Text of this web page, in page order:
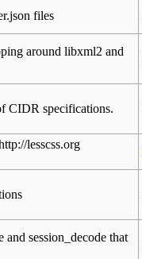
files
around libxml2 and
CIDR specifications.
lesscss.org
and session_decode that